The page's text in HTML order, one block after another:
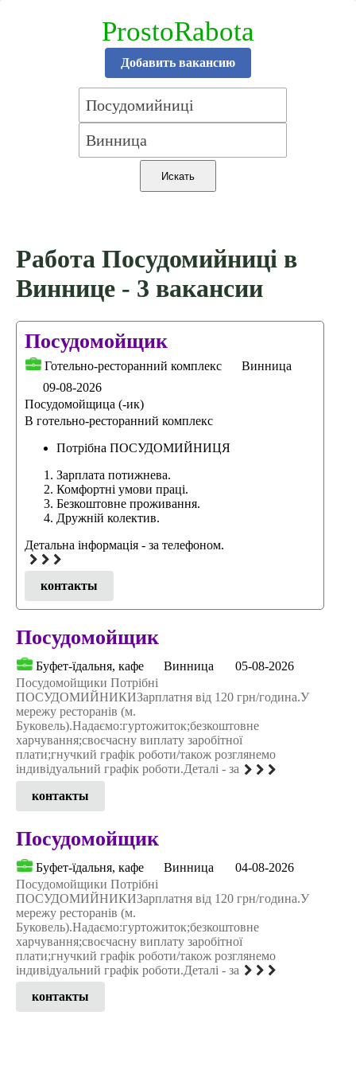
ProstoRabota
Добавить вакансию
Работа Посудомийниці в
Виннице - 3 вакансии
Посудомойщик
Готельно-ресторанний комплекс
Винница
09-08-2026
Посудомойщица (-ик)
В готельно-ресторанний комплекс
Потрібна ПОСУДОМИЙНИЦЯ
Зарплата потижнева.
Комфортні умови праці.
Безкоштовне проживання.
Дружній колектив.
Детальна інформація - за телефоном.
контакты
Посудомойщик
Буфет-їдальня, кафе Винница
05-08-2026
Посудомойщики Потрібні
ПОСУДОМИЙНИКИЗарплатня від 120 грн/година.У
мережу ресторанів (м.
Буковель).Надаємо:гуртожиток;безкоштовне
харчування;своєчасну виплату заробітної
плати;гнучкий графік роботи/також розглянемо
індивідуальний графік роботи.Деталі - за
контакты
Посудомойщик
Буфет-їдальня, кафе Винница
04-08-2026
Посудомойщики Потрібні
ПОСУДОМИЙНИКИЗарплатня від 120 грн/година.У
мережу ресторанів (м.
Буковель).Надаємо:гуртожиток;безкоштовне
харчування;своєчасну виплату заробітної
плати;гнучкий графік роботи/також розглянемо
індивідуальний графік роботи.Деталі - за
контакты